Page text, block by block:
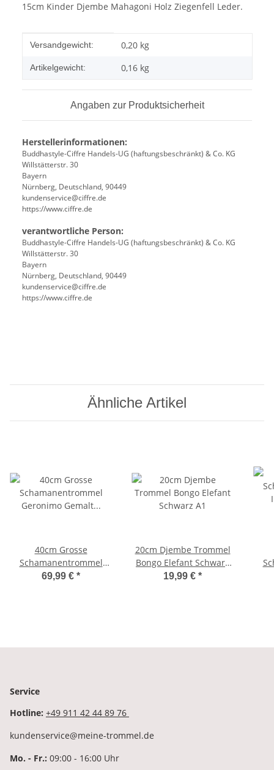
15cm Kinder Djembe Mahagoni Holz Ziegenfell Leder.
Produkteigenschaft
Wert
Versandgewicht: 0,20 kg
Artikelgewicht: 0,16 kg
Angaben zur Produktsicherheit
Herstellerinformationen:
Buddhastyle-Ciffre Handels-UG (haftungsbeschränkt) & Co. KG
Willstätterstr. 30
Bayern
Nürnberg, Deutschland, 90449
kundenservice@ciffre.de
https://www.ciffre.de
verantwortliche Person:
Buddhastyle-Ciffre Handels-UG (haftungsbeschränkt) & Co. KG
Willstätterstr. 30
Bayern
Nürnberg, Deutschland, 90449
kundenservice@ciffre.de
https://www.ciffre.de
Ähnliche Artikel
40cm Grosse
Schamanentrommel
Geronimo Gemalt
69,99 € *
20cm Djembe Trommel
Bongo Elefant Schwarz
A1
19,99 € *
Service
Hotline: +49 911 42 44 89 76
kundenservice@meine-trommel.de
Mo. - Fr.: 09:00 - 16:00 Uhr